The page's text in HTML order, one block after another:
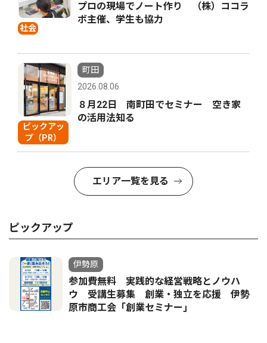
社会
プロの現場でノート作り （株）ココラ
ボ主催、学生も協力
ピックアッ
プ（PR）
町田
2026.08.06
８月22日 南町田でセミナー 空き家
の活用法知る
エリア一覧を見る
ピックアップ
伊勢原
参加費無料 実践的な経営戦略とノウハ
ウ 受講生募集 創業・独立を応援 伊勢
原市商工会「創業セミナー｣